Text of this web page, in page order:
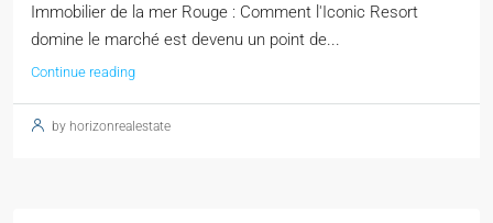
Immobilier de la mer Rouge : Comment l'Iconic Resort
domine le marché est devenu un point de...
Continue reading
by horizonrealestate